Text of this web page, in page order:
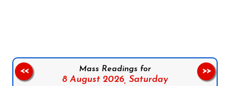
Mass Readings for
8 August 2026, Saturday
<< >>